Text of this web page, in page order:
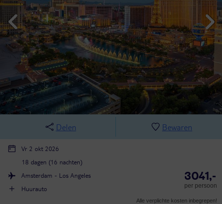
Delen Bewaren
Vr 2 okt 2026
18 dagen (16 nachten)
Amsterdam - Los Angeles
Huurauto
3041,-
per persoon
Alle verplichte kosten inbegrepen!